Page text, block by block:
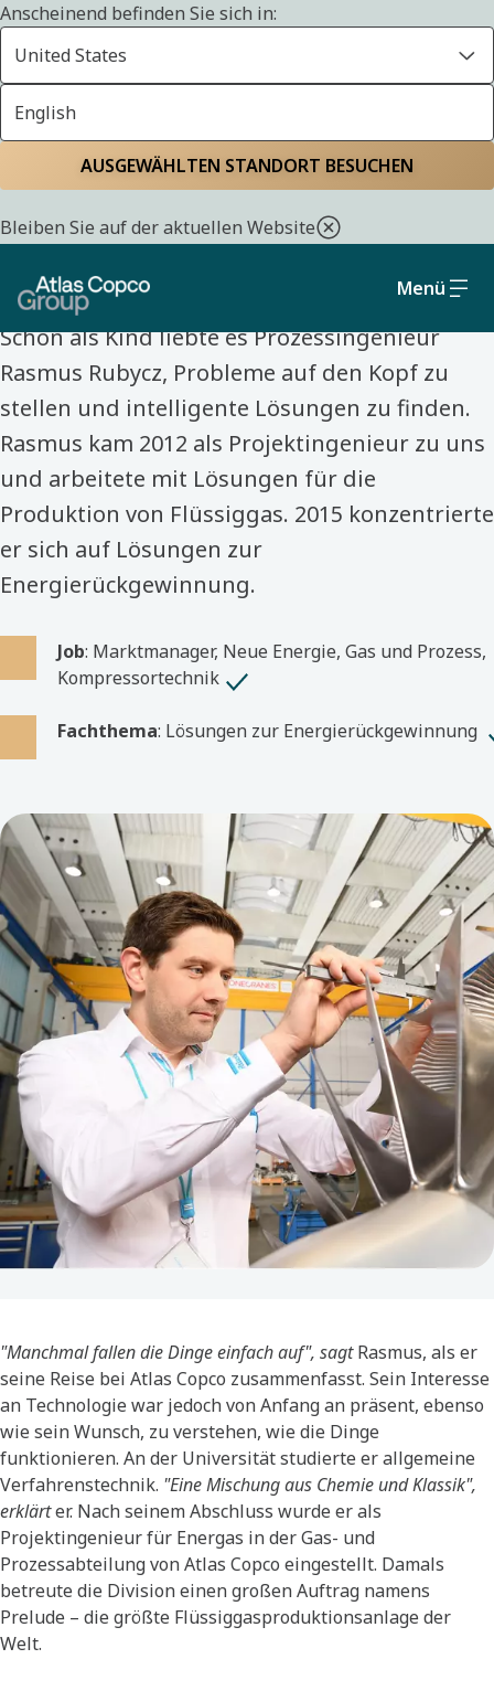
Anscheinend befinden Sie sich in:
United States
English
AUSGEWÄHLTEN STANDORT BESUCHEN
Bleiben Sie auf der aktuellen Website
Menü
Startseite Lerne unsere Kolleginnen und Kollegen kennen
Rasmus Rubycz
Schon als Kind liebte es Prozessingenieur
Rasmus Rubycz, Probleme auf den Kopf zu
stellen und intelligente Lösungen zu finden.
Rasmus kam 2012 als Projektingenieur zu uns
und arbeitete mit Lösungen für die
Produktion von Flüssiggas. 2015 konzentrierte
er sich auf Lösungen zur
Energierückgewinnung.
Job: Marktmanager, Neue Energie, Gas und Prozess,
Kompressortechnik
Fachthema: Lösungen zur Energierückgewinnung
"Manchmal fallen die Dinge einfach auf", sagtRasmus, als er
seine Reise bei Atlas Copco zusammenfasst. Sein Interesse
an Technologie war jedoch von Anfang an präsent, ebenso
wie sein Wunsch, zu verstehen, wie die Dinge
funktionieren. An der Universität studierte er allgemeine
Verfahrenstechnik. "Eine Mischung aus Chemie und Klassik",
erklärter. Nach seinem Abschluss wurde er als
Projektingenieur für Energas in der Gas- und
Prozessabteilung von Atlas Copco eingestellt. Damals
betreute die Division einen großen Auftrag namens
Prelude – die größte Flüssiggasproduktionsanlage der
Welt.